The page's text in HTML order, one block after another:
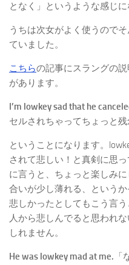
となく」というような感じに
うちは次女がよく使うので
ていました。
こちらの記事にスラングの
があります。
I’m lowkey sad that he
セルされちゃってちょっと残
ということになります。
されて悲しい！と真剣に思
に言うと、ちょっと楽しみ
合いが少し薄れる、という
悲しかったとしてもこう言
人から悲しんでると思われ
しれません。
He was lowkey mad at me.